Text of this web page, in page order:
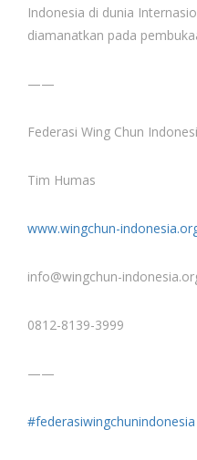
Indonesia di dunia
diamanatkan pada
——
Federasi Wing Chun
Tim Humas
www.wingchun-
info@wingchun-
0812-8139-3999
——
#federasiwingchunindonesia